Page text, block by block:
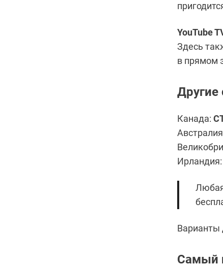
YouTube
Здесь
в прямом
Другие
Канада:
Ирландия:
Варианты
Самый